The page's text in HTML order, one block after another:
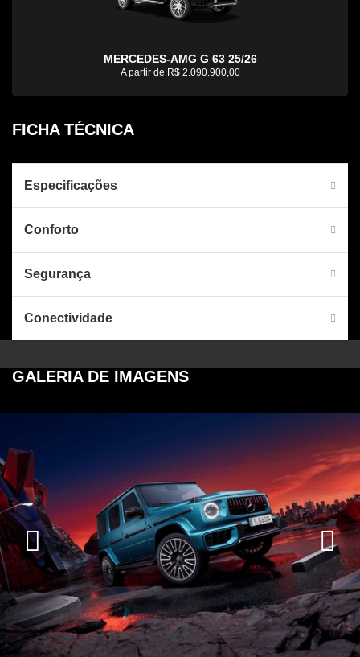
MERCEDES-AMG G 63 25/26
A partir de R$ 2.090.900,00
FICHA TÉCNICA
Especificações
Conforto
Segurança
Conectividade
GALERIA DE IMAGENS